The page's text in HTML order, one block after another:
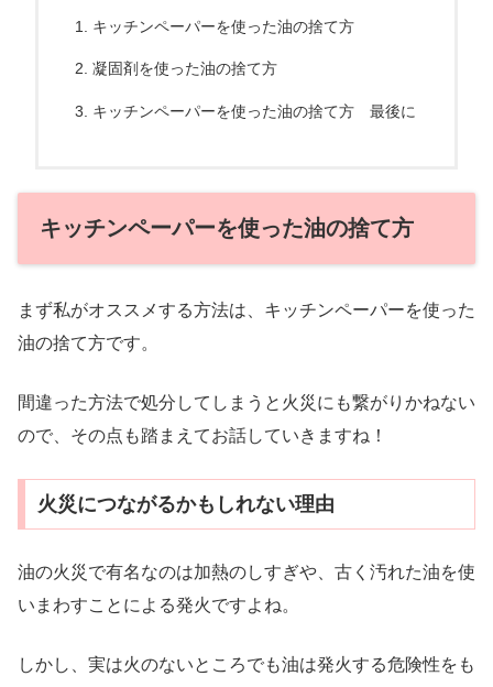
キッチンペーパーを使った油の捨て方
凝固剤を使った油の捨て方
キッチンペーパーを使った油の捨て方 最後に
キッチンペーパーを使った油の捨て方
まず私がオススメする方法は、キッチンペーパーを使った
油の捨て方です。
間違った方法で処分してしまうと火災にも繋がりかねない
ので、その点も踏まえてお話していきますね！
火災につながるかもしれない理由
油の火災で有名なのは加熱のしすぎや、古く汚れた油を使
いまわすことによる発火ですよね。
しかし、実は火のないところでも油は発火する危険性をも